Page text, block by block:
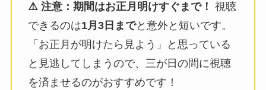
⚠️ 注意：期間はお正月明けすぐまで！ 視聴
できるのは1月3日までと意外と短いです。
「お正月が明けたら見よう」と思っている
と見逃してしまうので、三が日の間に視聴
を済ませるのがおすすめです！